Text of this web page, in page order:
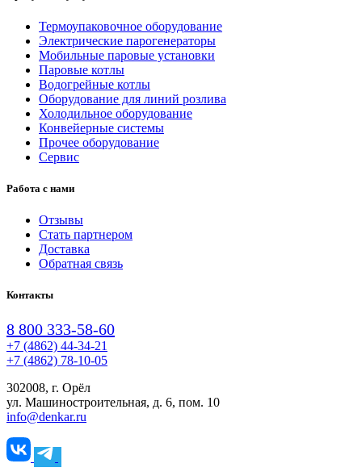
Термоупаковочное оборудование
Электрические парогенераторы
Мобильные паровые установки
Паровые котлы
Водогрейные котлы
Оборудование для линий розлива
Холодильное оборудование
Конвейерные системы
Прочее оборудование
Сервис
Работа с нами
Отзывы
Стать партнером
Доставка
Обратная связь
Контакты
8 800 333-58-60
+7 (4862) 44-34-21
+7 (4862) 78-10-05
302008, г. Орёл
ул. Машиностроительная, д. 6, пом. 10
info@denkar.ru